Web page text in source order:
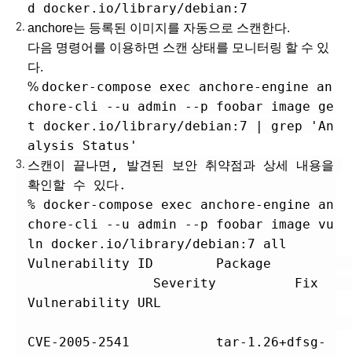
d docker.io/library/debian:7
anchore는 등록된 이미지를 자동으로 스캔한다.
다음 명령어를 이용하면 스캔 상태를 모니터링 할 수 있
다.
% docker-compose exec anchore-engine an
chore-cli --u admin --p foobar image ge
t docker.io/library/debian:7 | grep 'An
alysis Status'
스캔이 끝나면, 발견된 보안 취약점과 상세 내용을
확인할 수 있다.
% docker-compose exec anchore-engine an
chore-cli --u admin --p foobar image vu
ln docker.io/library/debian:7 all
Vulnerability ID        Package
Severity          Fix
Vulnerability URL
CVE-2005-2541           tar-1.26+dfsg-